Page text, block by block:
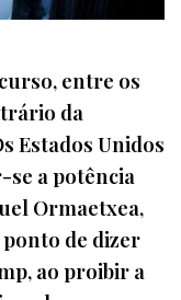
entre os
da
Estados Unidos
a potência
Ormaetxea,
de dizer
ao proibir a